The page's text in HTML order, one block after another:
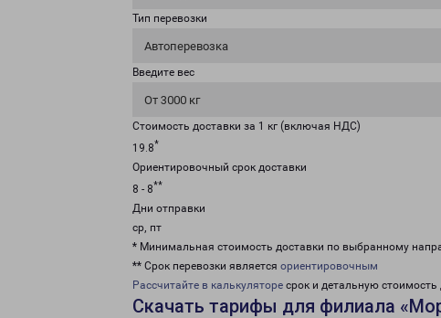
Тип перевозки
Автоперевозка
Введите вес
От 3000 кг
Стоимость доставки за 1 кг (включая НДС)
19.8*
Ориентировочный срок доставки
8 - 8**
Дни отправки
ср, пт
* Минимальная стоимость доставки по выбранному
** Срок перевозки является ориентировочным
Рассчитайте в калькуляторе срок и детальную стоимость
Скачать тарифы для филиала